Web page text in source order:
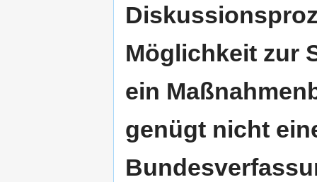
Möglichkeit zur
ein
genügt nicht